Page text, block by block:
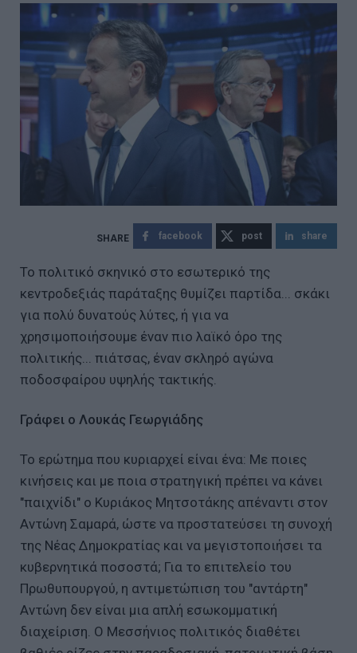
facebook post share
Το πολιτικό σκηνικό στο εσωτερικό της
κεντροδεξιάς παράταξης θυμίζει παρτίδα... σκάκι
για πολύ δυνατούς λύτες, ή για να
χρησιμοποιήσουμε έναν πιο λαϊκό όρο της
πολιτικής... πιάτσας, έναν σκληρό αγώνα
ποδοσφαίρου υψηλής τακτικής.
Γράφει ο Λουκάς Γεωργιάδης
Το ερώτημα που κυριαρχεί είναι ένα: Με ποιες
κινήσεις και με ποια στρατηγική πρέπει να κάνει
"παιχνίδι" ο Κυριάκος Μητσοτάκης απέναντι στον
Αντώνη Σαμαρά, ώστε να προστατεύσει τη συνοχή
της Νέας Δημοκρατίας και να μεγιστοποιήσει τα
κυβερνητικά ποσοστά; Για το επιτελείο του
Πρωθυπουργού, η αντιμετώπιση του "αντάρτη"
Αντώνη δεν είναι μια απλή εσωκομματική
διαχείριση. Ο Μεσσήνιος πολιτικός διαθέτει